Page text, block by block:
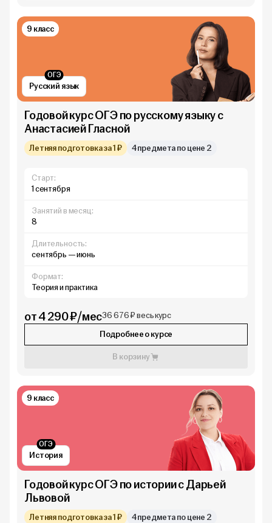
Русский язык
ОГЭ
9 класс
Годовой курс ОГЭ по русскому языку с
Анастасией Гласной
Летняя подготовка за 1 ₽ 4 предмета по цене 2
Старт:
1 сентября
Занятий в месяц:
8
Длительность:
сентябрь — июнь
Формат:
Теория и практика
от 4 290 ₽/мес36 676 ₽ весь курс
Подробнее о курсе
В корзину
История
ОГЭ
9 класс
Годовой курс ОГЭ по истории с Дарьей
Львовой
Летняя подготовка за 1 ₽ 4 предмета по цене 2